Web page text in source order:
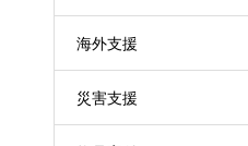
海外支援
災害支援